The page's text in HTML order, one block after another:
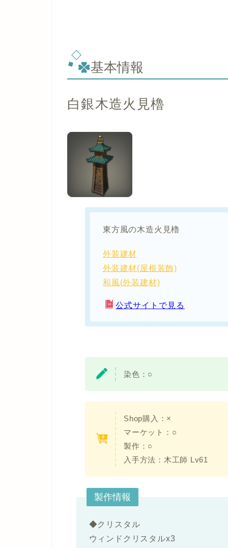
基本情報
白銀木造火見櫓
東方風の木造火見櫓
外装建材
外装建材(屋根装飾)
和風(外装建材)
公式サイトで見る
染色： ○
Shop購入：×
マーケット：○
製作：○
入手方法： 木工師 Lv61
製作情報
◆クリスタル
ウィンドクリスタルx3